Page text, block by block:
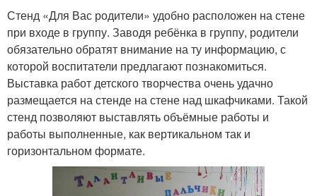
Стенд «Для Вас родители» удобно расположен на стене
при входе в группу. Заводя ребёнка в группу, родители
обязательно обратят внимание на ту информацию, с
которой воспитатели предлагают познакомиться.
Выставка работ детского творчества очень удачно
размещается на стенде на стене над шкафчиками. Такой
стенд позволяют выставлять объёмные работы и
работы выполненные, как вертикальном так и
горизонтальном формате.